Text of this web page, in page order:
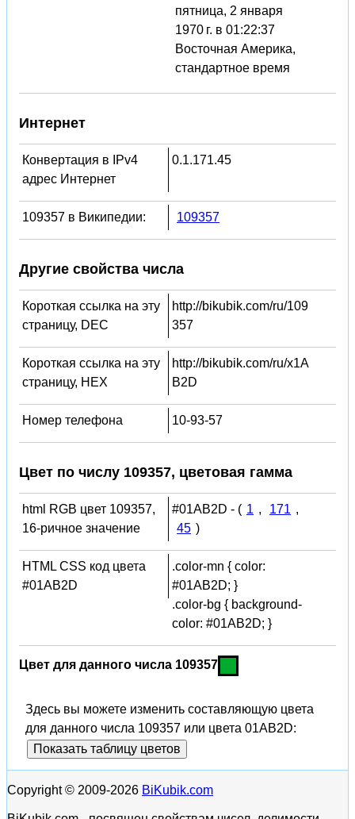
пятница, 2 января
1970 г. в 01:22:37
Восточная Америка,
стандартное время
Интернет
Конвертация в IPv4
адрес Интернет
0.1.171.45
109357 в Википедии: 109357
Другие свойства числа
Короткая ссылка на эту
страницу, DEC
http://bikubik.com/ru/109
357
Короткая ссылка на эту
страницу, HEX
http://bikubik.com/ru/x1A
B2D
Номер телефона 10-93-57
Цвет по числу 109357, цветовая гамма
html RGB цвет 109357,
16-ричное значение
#01AB2D - ( 1 , 171 ,
45 )
HTML CSS код цвета
#01AB2D
.color-mn { color:
#01AB2D; }
.color-bg { background-
color: #01AB2D; }
Цвет для данного числа 109357
Здесь вы можете изменить составляющую цвета
для данного числа 109357 или цвета 01AB2D:
Показать таблицу цветов
Copyright © 2009-2026 BiKubik.com